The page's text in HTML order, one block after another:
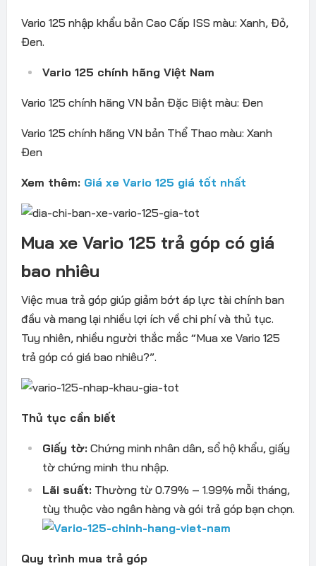
Vario 125 nhập khẩu bản Cao Cấp ISS màu: Xanh, Đỏ,
Đen.
Vario 125 chính hãng Việt Nam
Vario 125 chính hãng VN bản Đặc Biệt màu: Đen
Vario 125 chính hãng VN bản Thể Thao màu: Xanh
Đen
Xem thêm: Giá xe Vario 125 giá tốt nhất
Mua xe Vario 125 trả góp có giá
bao nhiêu
Việc mua trả góp giúp giảm bớt áp lực tài chính ban
đầu và mang lại nhiều lợi ích về chi phí và thủ tục.
Tuy nhiên, nhiều người thắc mắc “Mua xe Vario 125
trả góp có giá bao nhiêu?”.
Thủ tục cần biết
Giấy tờ:Chứng minh nhân dân, sổ hộ khẩu, giấy
tờ chứng minh thu nhập.
Lãi suất:Thường từ 0.79% – 1.99% mỗi tháng,
tùy thuộc vào ngân hàng và gói trả góp bạn chọn.
Quy trình mua trả góp